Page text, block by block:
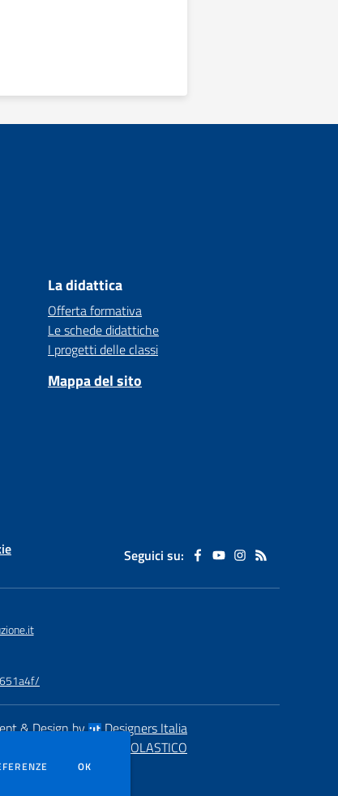
La didattica
Offerta formativa
Le schede didattiche
I progetti delle classi
Mappa del sito
Seguici su:
& Design by
Designers Italia
SCUOLASTICO
DEI COOKIE
OK